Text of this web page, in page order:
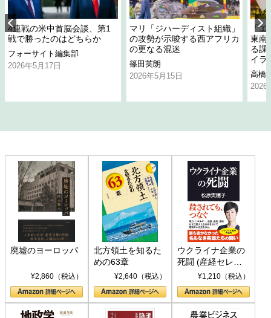
4連戦の米中首脳会談、第1
戦で勝ったのはどちらか
フォーサイト編集部
2026年5月17日
マリ「ジハーディスト組織」
の攻勢が示唆する西アフリカ
の更なる混迷
篠田英朗
2026年5月15日
「
東南
る課
イラ
高橋
2026
廃墟のヨーロッパ
¥2,860（税込）
北方領土を知るた
めの63章
¥2,640（税込）
ウクライナ企業の
死闘 (産経セレク
ト S 039)¥1,210（税込）